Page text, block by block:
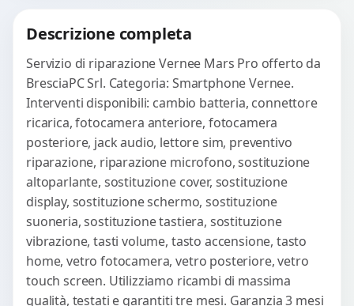
Descrizione completa
Servizio di riparazione Vernee Mars Pro offerto da
BresciaPC Srl. Categoria: Smartphone Vernee.
Interventi disponibili: cambio batteria, connettore
ricarica, fotocamera anteriore, fotocamera
posteriore, jack audio, lettore sim, preventivo
riparazione, riparazione microfono, sostituzione
altoparlante, sostituzione cover, sostituzione
display, sostituzione schermo, sostituzione
suoneria, sostituzione tastiera, sostituzione
vibrazione, tasti volume, tasto accensione, tasto
home, vetro fotocamera, vetro posteriore, vetro
touch screen. Utilizziamo ricambi di massima
qualità, testati e garantiti tre mesi. Garanzia 3 mesi